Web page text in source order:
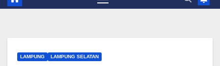
LAMPUNG LAMPUNG SELATAN